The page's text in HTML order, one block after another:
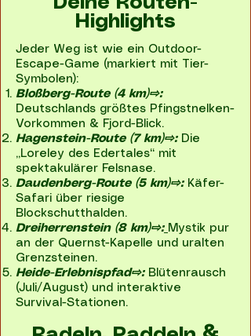
Highlights
Jeder Weg ist wie ein Outdoor-
Escape-Game (markiert mit Tier-
Symbolen):
Bloßberg-Route (4 km)⇨:
Deutschlands größtes Pfingstnelken-
Vorkommen & Fjord-Blick.
Hagenstein-Route (7 km)⇨:Die
„Loreley des Edertales“ mit
spektakulärer Felsnase.
Daudenberg-Route (5 km)⇨:Käfer-
Safari über riesige
Blockschutthalden.
Dreiherrenstein (8 km)⇨: Mystik pur
an der Quernst-Kapelle und uralten
Grenzsteinen.
Heide-Erlebnispfad⇨: Blütenrausch
(Juli/August) und interaktive
Survival-Stationen.